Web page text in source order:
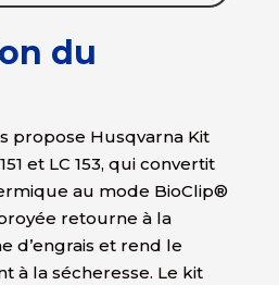
du
propose Husqvarna Kit
et LC 153, qui convertit
au mode BioClip®
retourne à la
d’engrais et rend le
à la sécheresse. Le kit